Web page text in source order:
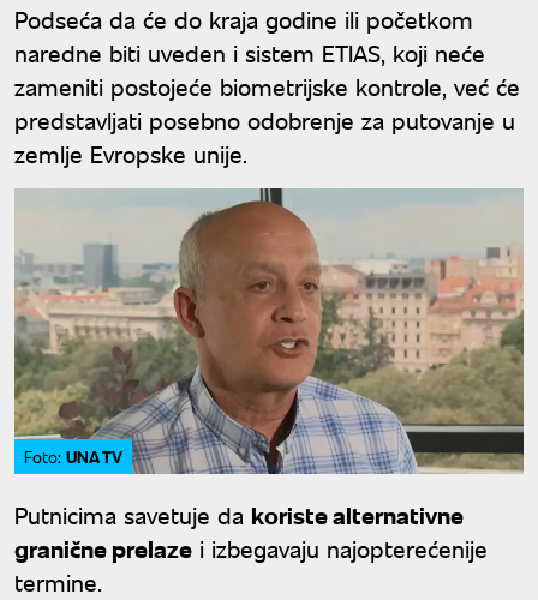
Podseća da će do kraja godine ili početkom
naredne biti uveden i sistem ETIAS, koji neće
zameniti postojeće biometrijske kontrole, već će
predstavljati posebno odobrenje za putovanje u
zemlje Evropske unije.
Foto: UNA TV
Putnicima savetuje da koriste alternativne
granične prelaze i izbegavaju najopterećenije
termine.